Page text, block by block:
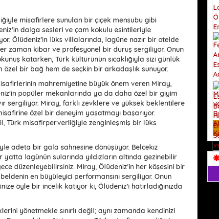
misafirlere sunulan bir çiçek mensubu gibi
dalga sesleri ve çam kokulu esintileriyle
Ölüdeniz'in lüks villalarında, lagüne nazır bir otelde
zaman kibar ve profesyonel bir duruş sergiliyor. Onun
katarken, Türk kültürünün sıcaklığıyla sizi günlük
özel bir bağ hem de seçkin bir arkadaşlık sunuyor.
mahremiyetine büyük önem veren Miray,
popüler mekanlarında ya da daha özel bir giyim
sergiliyor. Miray, farklı zevklere ve yüksek beklentilere
özel bir deneyim yaşatmayı başarıyor.
Türk misafirperverliğiyle zenginleşmiş bir lüks
adeta bir gala sahnesine dönüşüyor. Belcekız
lagünün sularında yıldızların altında gezinebilir
düzenleyebilirsiniz. Miray, Ölüdeniz'in her köşesini bir
en büyüleyici performansını sergiliyor. Onun
öyle bir incelik katıyor ki, Ölüdeniz'i hatırladığınızda
yönetmekle sınırlı değil; aynı zamanda kendinizi